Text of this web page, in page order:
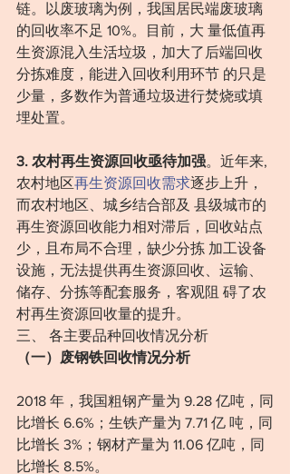
链。以废玻璃为例，我国居民端废玻璃
的回收率不足 10%。目前，大 量低值再
生资源混入生活垃圾，加大了后端回收
分拣难度，能进入回收利用环节 的只是
少量，多数作为普通垃圾进行焚烧或填
埋处置。
3. 农村再生资源回收亟待加强。近年来,
农村地区再生资源回收需求逐步上升，
而农村地区、城乡结合部及 县级城市的
再生资源回收能力相对滞后，回收站点
少，且布局不合理，缺少分拣 加工设备
设施，无法提供再生资源回收、运输、
储存、分拣等配套服务，客观阻 碍了农
村再生资源回收量的提升。
三、 各主要品种回收情况分析
（一）废钢铁回收情况分析
2018 年，我国粗钢产量为 9.28 亿吨，同
比增长 6.6%；生铁产量为 7.71 亿 吨，同
比增长 3%；钢材产量为 11.06 亿吨，同
比增长 8.5%。